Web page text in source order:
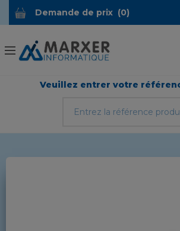
Demande de prix (0)
Veuillez entrer votre